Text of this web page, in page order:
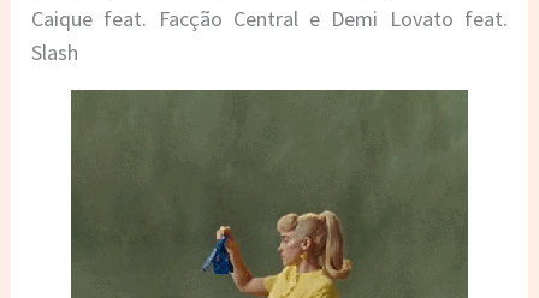
Caique feat. Facção Central e Demi Lovato feat.
Slash